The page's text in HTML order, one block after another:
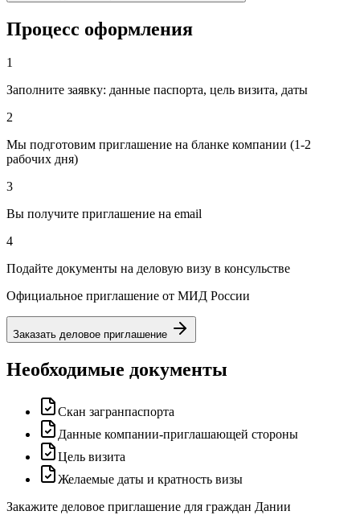
Процесс оформления
1
Заполните заявку: данные паспорта, цель визита, даты
2
Мы подготовим приглашение на бланке компании (1-2
рабочих дня)
3
Вы получите приглашение на email
4
Подайте документы на деловую визу в консульстве
Официальное приглашение от МИД России
Заказать деловое приглашение
Необходимые документы
Скан загранпаспорта
Данные компании-приглашающей стороны
Цель визита
Желаемые даты и кратность визы
Закажите деловое приглашение для граждан Дании